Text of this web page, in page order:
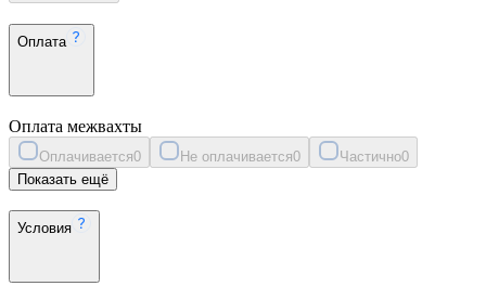
Оплата
Оплата межвахты
Оплачивается0 Не оплачивается0 Частично0
Показать ещё
Условия